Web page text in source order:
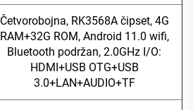
Četvorobojna, RK3568A čipset, 4G
RAM+32G ROM, Android 11.0 wifi,
Bluetooth podržan, 2.0GHz I/O:
HDMI+USB OTG+USB
3.0+LAN+AUDIO+TF